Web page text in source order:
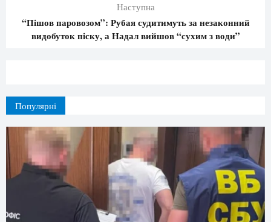
Наступна
“Пішов паровозом”: Рубая судитимуть за незаконний
видобуток піску, а Надал вийшов “сухим з води”
Популярні